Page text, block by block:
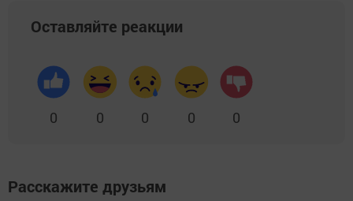
Оставляйте реакции
0 0 0 0 0
Расскажите друзьям